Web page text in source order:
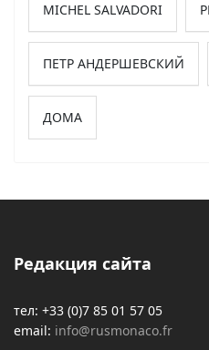
MICHEL SALVADORI
ПЕТР АНДЕРШЕВСКИЙ
ДОМА
Редакция сайта
тел: +33 (0)7 85 01 57 05
email: info@rusmonaco.fr